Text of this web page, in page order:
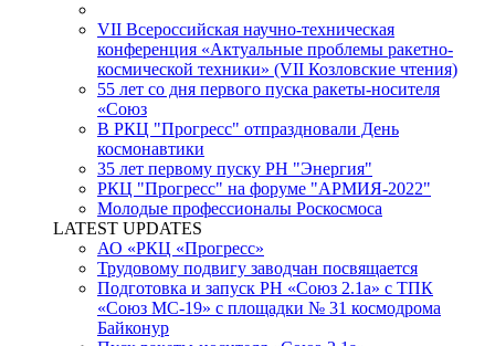
VII Всероссийская научно-техническая
конференция «Актуальные проблемы ракетно-
космической техники» (VII Козловские чтения)
55 лет со дня первого пуска ракеты-носителя
«Союз
В РКЦ "Прогресс" отпраздновали День
космонавтики
35 лет первому пуску РН "Энергия"
РКЦ "Прогресс" на форуме "АРМИЯ-2022"
Молодые профессионалы Роскосмоса
LATEST UPDATES
АО «РКЦ «Прогресс»
Трудовому подвигу заводчан посвящается
Подготовка и запуск РН «Союз 2.1а» с ТПК
«Союз МС-19» с площадки № 31 космодрома
Байконур